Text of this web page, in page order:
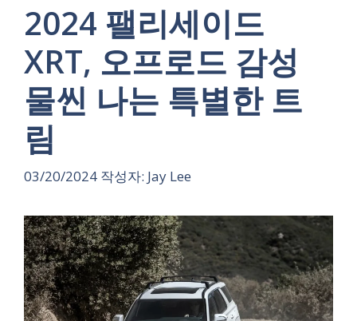
2024 팰리세이드
XRT, 오프로드 감성
물씬 나는 특별한 트
림
03/20/2024 작성자: Jay Lee